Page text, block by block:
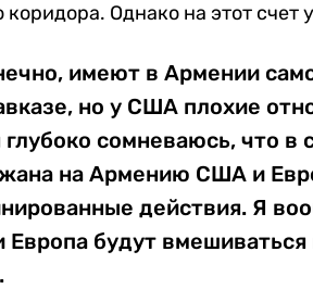
коридора. Однако на этот счет
имеют в Армении
но у США плохие
глубоко сомневаюсь, что в
на Армению США и
действия. Я
будут